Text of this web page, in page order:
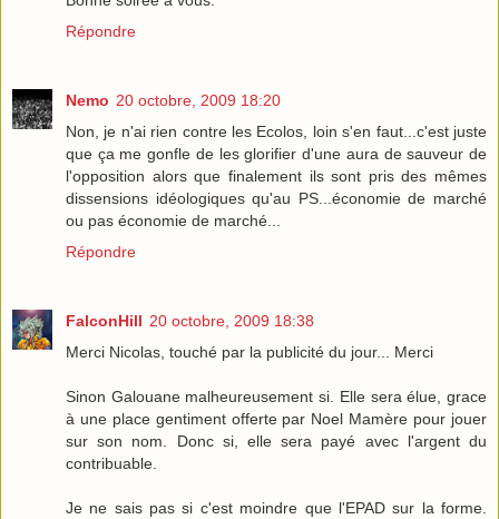
Répondre
Nemo 20 octobre, 2009 18:20
Non, je n'ai rien contre les Ecolos, loin s'en faut...c'est juste
que ça me gonfle de les glorifier d'une aura de sauveur de
l'opposition alors que finalement ils sont pris des mêmes
dissensions idéologiques qu'au PS...économie de marché
ou pas économie de marché...
Répondre
FalconHill 20 octobre, 2009 18:38
Merci Nicolas, touché par la publicité du jour... Merci
Sinon Galouane malheureusement si. Elle sera élue, grace
à une place gentiment offerte par Noel Mamère pour jouer
sur son nom. Donc si, elle sera payé avec l'argent du
contribuable.
Je ne sais pas si c'est moindre que l'EPAD sur la forme.